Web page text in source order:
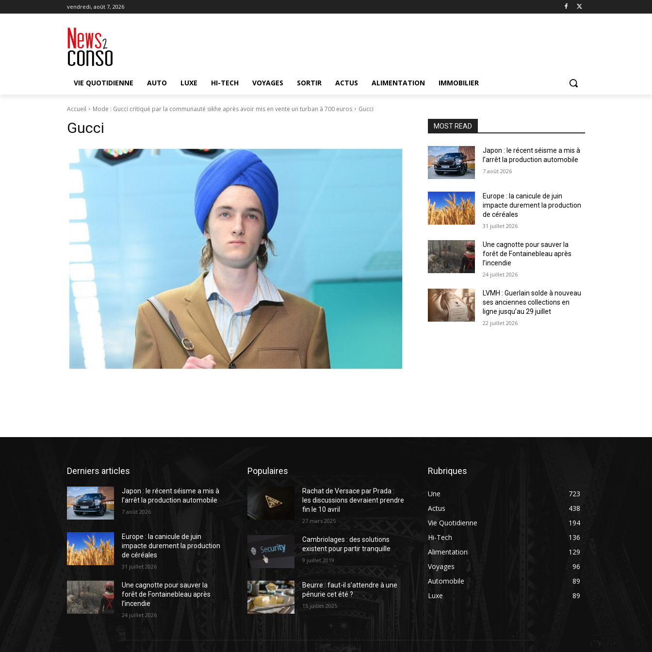
vendredi, août 7, 2026
VIE QUOTIDIENNE AUTO LUXE HI-TECH VOYAGES SORTIR ACTUS ALIMENTATION IMMOBILIER
Accueil Mode : Gucci critiqué par la communauté sikhe après avoir mis en vente un turban à 700 euros Gucci
Gucci MOST READ
Japon : le récent séisme a mis à
l’arrêt la production automobile
7 août 2026
Europe : la canicule de juin
impacte durement la production
de céréales
31 juillet 2026
Une cagnotte pour sauver la
forêt de Fontainebleau après
l’incendie
24 juillet 2026
LVMH : Guerlain solde à nouveau
ses anciennes collections en
ligne jusqu’au 29 juillet
22 juillet 2026
Derniers articles
Japon : le récent séisme a mis à
l’arrêt la production automobile
7 août 2026
Europe : la canicule de juin
impacte durement la production
de céréales
31 juillet 2026
Une cagnotte pour sauver la
forêt de Fontainebleau après
l’incendie
24 juillet 2026
Populaires
Rachat de Versace par Prada :
les discussions devraient prendre
fin le 10 avril
27 mars 2025
Cambriolages : des solutions
existent pour partir tranquille
9 juillet 2019
Beurre : faut-il s’attendre à une
pénurie cet été ?
15 juillet 2025
Rubriques
Une
723
Actus
438
Vie Quotidienne
194
Hi-Tech
136
Alimentation
129
Voyages
96
Automobile
89
Luxe
89